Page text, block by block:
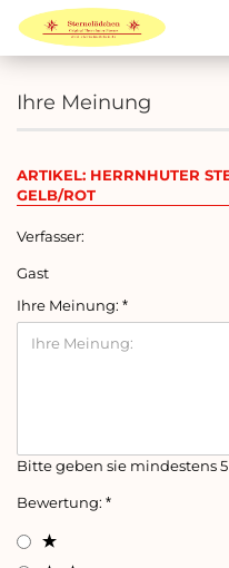
Ihre Meinung
ARTIKEL: HERRNHUTER
ELB/ROT
Verfasser:
Gast
Ihre Meinung:
Bitte geben sie mindestens
Bewertung: